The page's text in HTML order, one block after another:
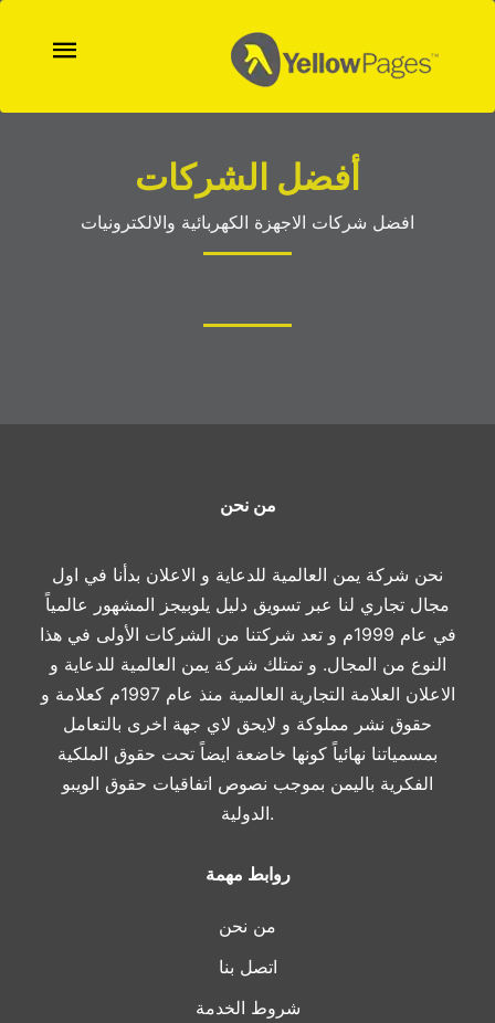
أفضل الشركات
افضل شركات الاجهزة الكهربائية والالكترونيات
من نحن
نحن شركة يمن العالمية للدعاية و الاعلان بدأنا في اول
مجال تجاري لنا عبر تسويق دليل يلوبيجز المشهور عالمياً
في عام 1999م و تعد شركتنا من الشركات الأولى في هذا
النوع من المجال. و تمتلك شركة يمن العالمية للدعاية و
الاعلان العلامة التجارية العالمية منذ عام 1997م كعلامة و
حقوق نشر مملوكة و لايحق لاي جهة اخرى بالتعامل
بمسمياتنا نهائياً كونها خاضعة ايضاً تحت حقوق الملكية
الفكرية باليمن بموجب نصوص اتفاقيات حقوق الويبو
الدولية.
روابط مهمة
من نحن
اتصل بنا
شروط الخدمة